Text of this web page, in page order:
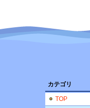
カテゴリ
TOP